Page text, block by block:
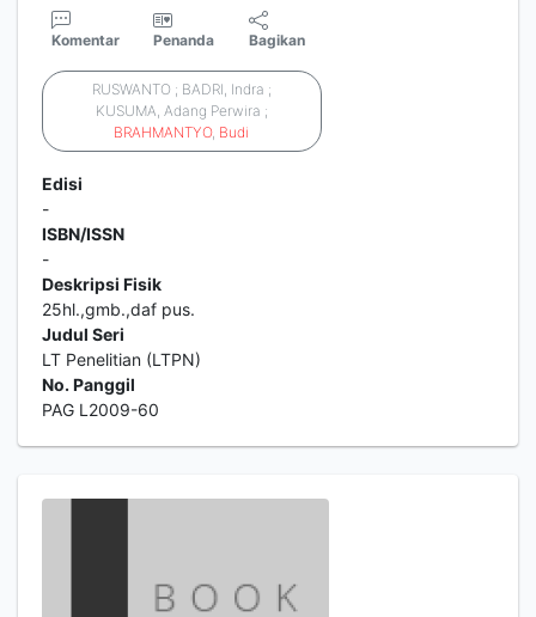
Komentar Penanda Bagikan
RUSWANTO ; BADRI, Indra ;
KUSUMA, Adang Perwira ;
BRAHMANTYO, Budi
Edisi
-
ISBN/ISSN
-
Deskripsi Fisik
25hl.,gmb.,daf pus.
Judul Seri
LT Penelitian (LTPN)
No. Panggil
PAG L2009-60